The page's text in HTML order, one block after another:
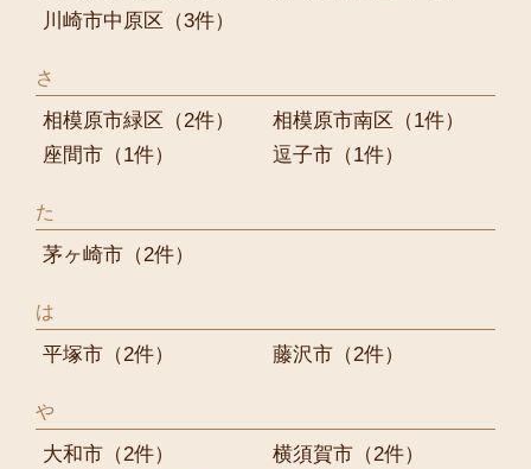
川崎市中原区
（3件）
さ
相模原市緑区 （2件） 相模原市南区
（1件）
座間市（1件） 逗子市（1件）
た
茅ヶ崎市（2件）
は
平塚市（2件） 藤沢市（2件）
や
大和市（2件） 横須賀市（2件）